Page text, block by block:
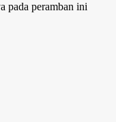
pada peramban ini